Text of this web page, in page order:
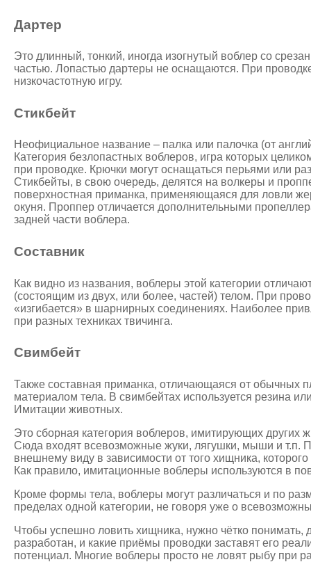
Дартер
Это длинный, тонкий, иногда изогнутый воблер со
частью. Лопастью дартеры не оснащаются. При
низкочастотную игру.
Стикбейт
Неофициальное название – палка или палочка (от
Категория безлопастных воблеров, игра которых
при проводке. Крючки могут оснащаться перьями или
Стикбейты, в свою очередь, делятся на волкеры и
поверхностная приманка, применяющаяся для ловли
окуня. Проппер отличается дополнительными
задней части воблера.
Составник
Как видно из названия, воблеры этой категории
(состоящим из двух, или более, частей) телом. При
«изгибается» в шарнирных соединениях. Наиболее
при разных техниках твичинга.
Свимбейт
Также составная приманка, отличающаяся от обычных
материалом тела. В свимбейтах используется резина
Имитации животных.
Это сборная категория воблеров, имитирующих
Сюда входят всевозможные жуки, лягушки, мыши и т.п.
внешнему виду в зависимости от того хищника,
Как правило, имитационные воблеры используются в
Кроме формы тела, воблеры могут различаться и по
пределах одной категории, не говоря уже о
Чтобы успешно ловить хищника, нужно чётко понимать,
разработан, и какие приёмы проводки заставят его
потенциал. Многие воблеры просто не ловят рыбу при